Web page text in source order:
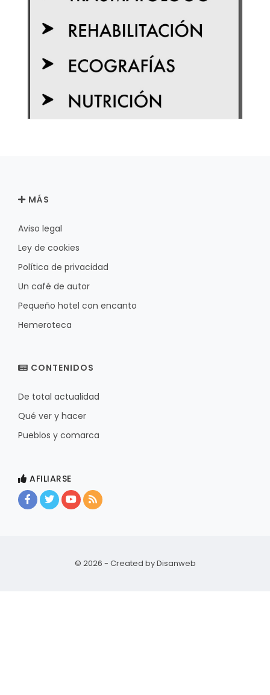
MÁS
Aviso legal
Ley de cookies
Política de privacidad
Un café de autor
Pequeño hotel con encanto
Hemeroteca
CONTENIDOS
De total actualidad
Qué ver y hacer
Pueblos y comarca
AFILIARSE
© 2026 - Created byDisanweb